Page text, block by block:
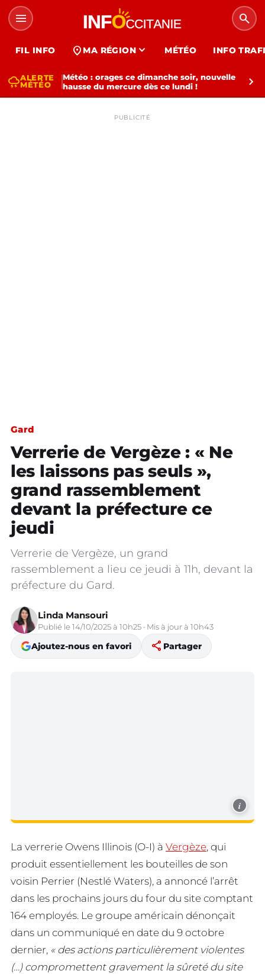
menu search
FIL INFO location_on MA RÉGION expand_more MÉTÉO INFO
thunderstormALERTE
MÉTÉO
Météo : orages ce dimanche soir, nouvelle
hausse du mercure dès ce lundi !
chevron_right
PUBLICITÉ
Gard
Verrerie de Vergèze : « Ne
les laissons pas seuls »,
grand rassemblement
devant la préfecture ce
jeudi
Verrerie de Vergèze, un grand
rassemblement a lieu ce jeudi à 11h, devant la
préfecture du Gard.
Linda Mansouri
Publié le 14/10/2025 à 10h25 · Mis à jour à 10h43
Ajoutez-nous en favori share Partager
i
La verrerie Owens Illinois (O-I) à Vergèze, qui
produit essentiellement les bouteilles de son
voisin Perrier (Nestlé Waters), a annoncé l’arrêt
dans les prochains jours du four du site comptant
164 employés. Le groupe américain dénonçait
dans un communiqué en date du 9 octobre
dernier, « des actions particulièrement violentes
(…) compromettent gravement la sûreté du site